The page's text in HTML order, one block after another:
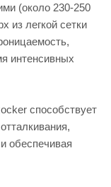
(около 230-250
из легкой сетки
интенсивных
способствует
обеспечивая